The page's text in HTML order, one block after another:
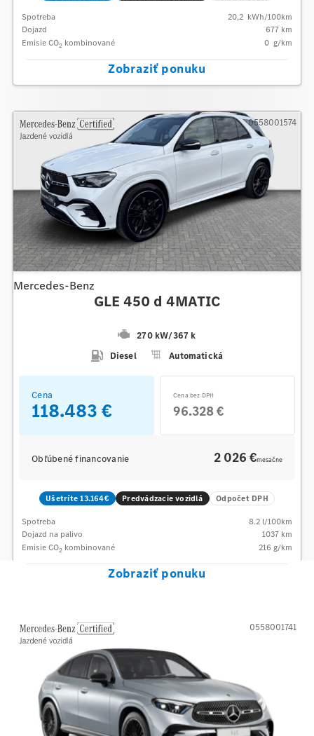
Spotreba 20,2 kWh/100km
Dojazd
677 km
Emisie CO2 kombinované 0 g/km
Zobraziť ponuku
Mercedes-Benz
GLE 450 d 4MATIC
270 kW/367 k
Diesel
Automatická
0558001574
Cena
118.483 €
Cena bez DPH
96.328 €
Obľúbené financovanie 2 026 €mesačne
Ušetríte 13.164€ Predvádzacie vozidlá Odpočet DPH
Spotreba 8.2 l/100km
Dojazd na palivo
1037 km
Emisie CO2 kombinované 216 g/km
Zobraziť ponuku
0558001741